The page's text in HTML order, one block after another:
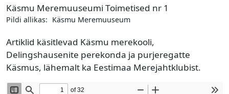
Käsmu Meremuuseumi Toimetised nr 1
Pildi allikas: Käsmu Meremuuseum
Artiklid käsitlevad Käsmu merekooli,
Delingshausenite perekonda ja purjeregatte
Käsmus, lähemalt ka Eestimaa Merejahtklubist.
Manus